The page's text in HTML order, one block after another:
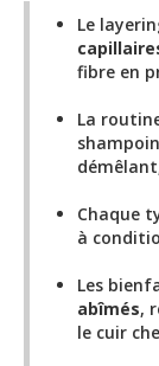
Le
fibre en
La
Chaque
à
Les
abîmés,
le cuir